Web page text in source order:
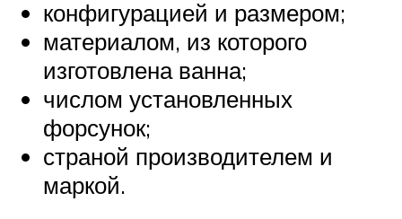
конфигурацией и размером;
материалом, из которого
изготовлена ванна;
числом установленных
форсунок;
страной производителем и
маркой.